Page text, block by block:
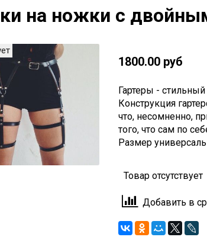
на ножки с
1800.00 руб
Гартеры -
Конструкция
что, несомненно,
того, что сам по
Размер
Товар отсутствует
Добавить в